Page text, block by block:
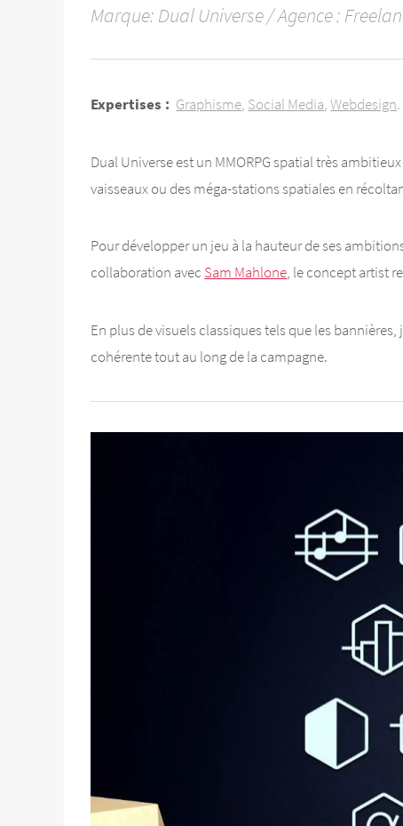
Marque: Dual Universe / Agence :
Expertises : Graphisme Social Media Webdesign
Dual Universe est un MMORPG spatial très
vaisseaux ou des méga-stations spatiales en
Pour développer un jeu à la hauteur de ses
collaboration avec Sam Mahlone, le concept artist
En plus de visuels classiques tels que les
cohérente tout au long de la campagne.